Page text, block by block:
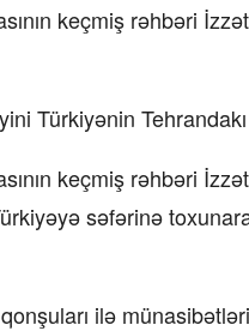
keçmiş rəhbəri
Türkiyənin
keçmiş rəhbəri
səfərinə
ilə